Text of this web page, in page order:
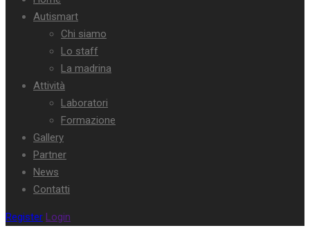
Autismart
Chi siamo
Lo staff
La madrina
Attività
Laboratori
Formazione
Gallery
Partner
News
Contatti
Register Login